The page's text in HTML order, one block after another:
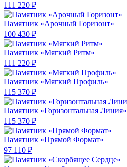
111 220 ₽
Памятник «Арочный Горизонт»
100 430 ₽
Памятник «Мягкий Ритм»
111 220 ₽
Памятник «Мягкий Профиль»
115 370 ₽
Памятник «Горизонтальная Линия»
115 370 ₽
Памятник «Прямой Формат»
97 110 ₽